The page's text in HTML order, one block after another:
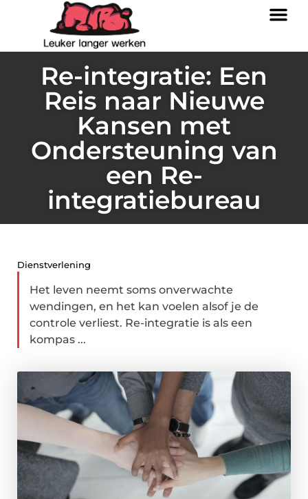
Re-integratie: Een
Reis naar Nieuwe
Kansen met
Ondersteuning van
een Re-
integratiebureau
Dienstverlening
Het leven neemt soms onverwachte
wendingen, en het kan voelen alsof je de
controle verliest. Re-integratie is als een
kompas ...